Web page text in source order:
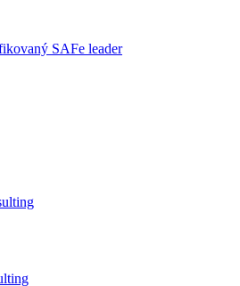
SAFe leader